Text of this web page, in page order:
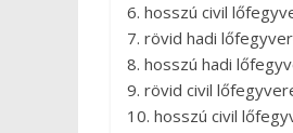
6. hosszú civil
7. rövid hadi
8. hosszú hadi
9. rövid civil
10. hosszú civil